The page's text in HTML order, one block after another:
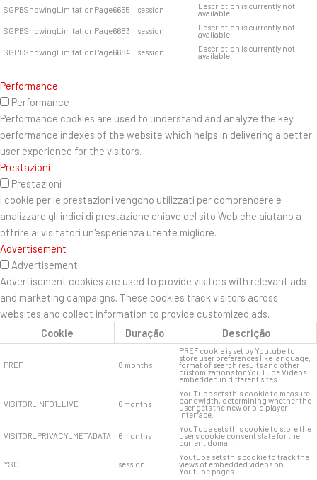
SGPBShowingLimitationPage6655
session Description is currently not
available.
SGPBShowingLimitationPage6683
session Description is currently not
available.
SGPBShowingLimitationPage6684
session Description is currently not
available.
Performance
Performance
Performance cookies are used to understand and analyze the key
performance indexes of the website which helps in delivering a better
user experience for the visitors.
Prestazioni
Prestazioni
I cookie per le prestazioni vengono utilizzati per comprendere e
analizzare gli indici di prestazione chiave del sito Web che aiutano a
offrire ai visitatori un'esperienza utente migliore.
Advertisement
Advertisement
Advertisement cookies are used to provide visitors with relevant ads
and marketing campaigns. These cookies track visitors across
websites and collect information to provide customized ads.
Cookie
Duração Descrição
PREF 8 months
PREF cookie is set by Youtube to
store user preferences like language,
format of search results and other
customizations for YouTube Videos
embedded in different sites.
VISITOR_INFO1_LIVE 6 months
YouTube sets this cookie to measure
bandwidth, determining whether the
user gets the new or old player
interface.
VISITOR_PRIVACY_METADATA 6 months
YouTube sets this cookie to store the
user's cookie consent state for the
current domain.
YSC session
Youtube sets this cookie to track the
views of embedded videos on
Youtube pages.